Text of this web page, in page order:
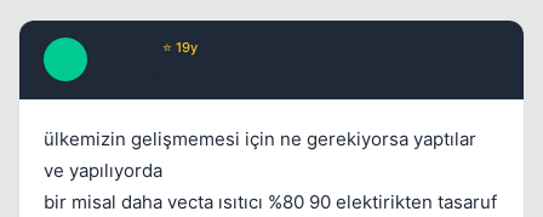
⭐ 19y
ülkemizin gelişmemesi için ne gerekiyorsa yaptılar
ve yapılıyorda
bir misal daha vecta ısıtıcı %80 90 elektirikten tasaruf